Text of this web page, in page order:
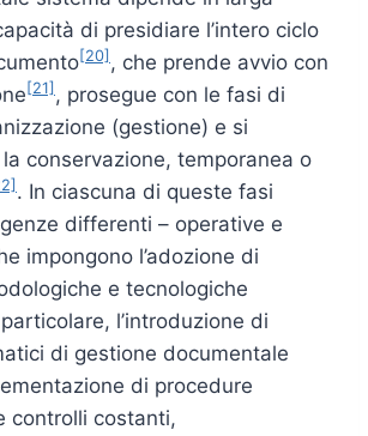
di presidiare l’intero ciclo
[20] , che prende avvio con
[21] , prosegue con le fasi di
(gestione) e si
conservazione, temporanea o
. In ciascuna di queste fasi
differenti – operative e
impongono l’adozione di
e tecnologiche
l’introduzione di
di gestione documentale
di procedure
controlli costanti,